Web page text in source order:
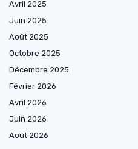
Avril 2025
Juin 2025
Août 2025
Octobre 2025
Décembre 2025
Février 2026
Avril 2026
Juin 2026
Août 2026